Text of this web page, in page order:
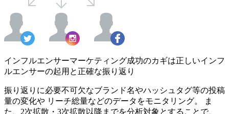
インフルエンサーマーケティング成功のカギは正しいインフ
ルエンサーの起用と正確な振り返り
振り返りに必要不可欠なブランド名やハッシュタグ等の投稿
量の変化や リーチ総量などのデータをモニタリング。 ま
た、2次拡散・3次拡散以降までを分析対象とすることで、